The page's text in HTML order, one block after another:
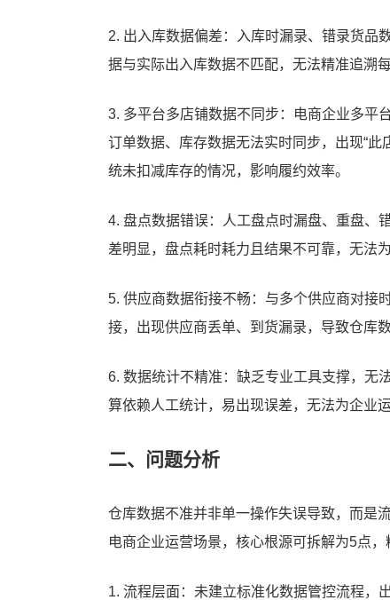
2. 出入库数据偏差：入库时漏录、错录货品
据与实际出入库数据不匹配，无法精准追溯
3. 多平台多店铺数据不同步：电商企业多平
订单数据、库存数据无法实时同步，出现“
统未扣减库存的情况，影响履约效率。
4. 盘点数据错误：人工盘点时漏盘、重盘、
差明显，盘点耗时耗力且结果不可靠，无法
5. 供应商数据衔接不畅：与多个供应商对接
接，出现供应商丢单、到货漏录，导致仓库
6. 数据统计不精准：缺乏专业工具支撑，无
算依赖人工统计，易出现误差，无法为企业
二、问题分析
仓库数据不准并非单一操作失误导致，而是
电商企业运营场景，核心根源可拆解为5点，
1. 流程层面：未建立标准化数据管控流程，